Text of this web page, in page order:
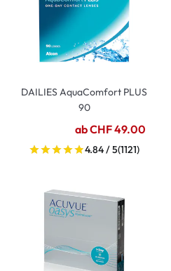
DAILIES AquaComfort PLUS
90
ab CHF 49.00
4.84 / 5(1121)